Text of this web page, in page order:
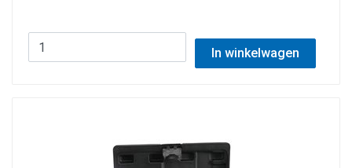
In winkelwagen